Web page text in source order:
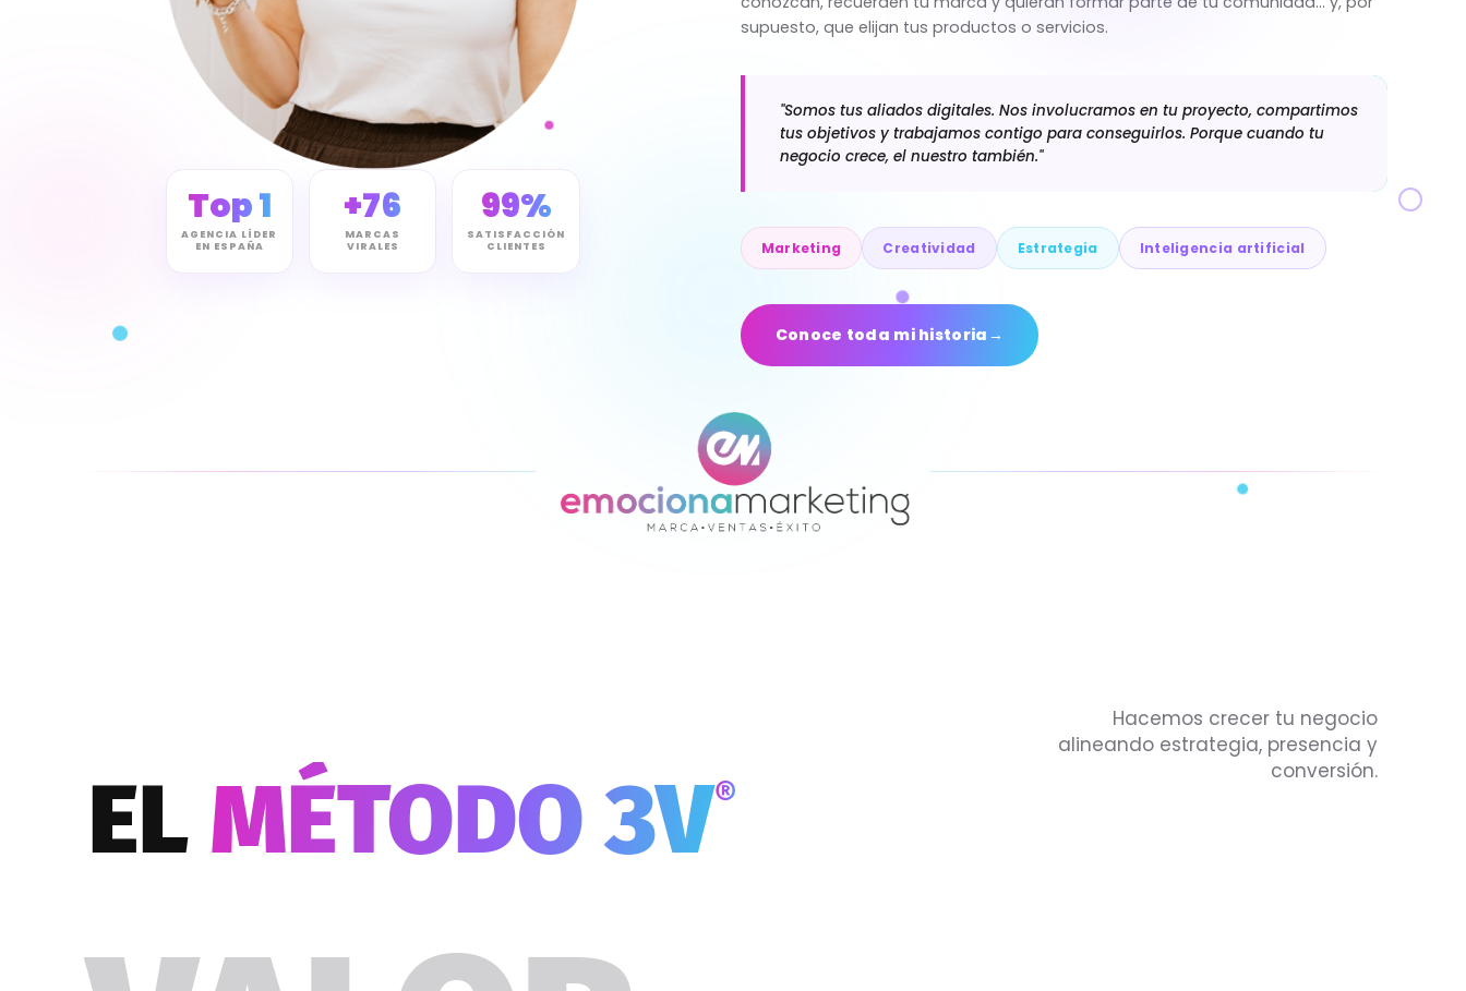
Top 1
AGENCIA LÍDER
EN ESPAÑA
+76
MARCAS
VIRALES
99%
SATISFACCIÓN
CLIENTES
supuesto, que elijan tus productos o servicios.
"Somos tus aliados digitales. Nos involucramos en tu proyecto, compartimos
tus objetivos y trabajamos contigo para conseguirlos. Porque cuando tu
negocio crece, el nuestro también."
Marketing Creatividad Estrategia Inteligencia artificial
Conoce toda mi historia
ELMÉTODO 3V®
Hacemos crecer tu negocio
alineando estrategia, presencia y
conversión.